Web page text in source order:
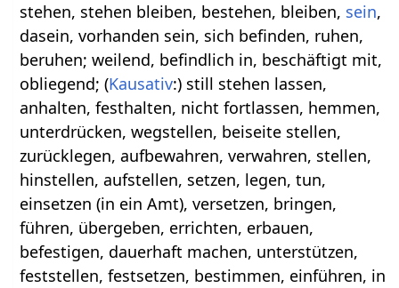
stehen, stehen bleiben, bestehen, bleiben, sein,
dasein, vorhanden sein, sich befinden, ruhen,
beruhen; weilend, befindlich in, beschäftigt mit,
obliegend; (Kausativ:) still stehen lassen,
anhalten, festhalten, nicht fortlassen, hemmen,
unterdrücken, wegstellen, beiseite stellen,
zurücklegen, aufbewahren, verwahren, stellen,
hinstellen, aufstellen, setzen, legen, tun,
einsetzen (in ein Amt), versetzen, bringen,
führen, übergeben, errichten, erbauen,
befestigen, dauerhaft machen, unterstützen,
feststellen, festsetzen, bestimmen, einführen, in